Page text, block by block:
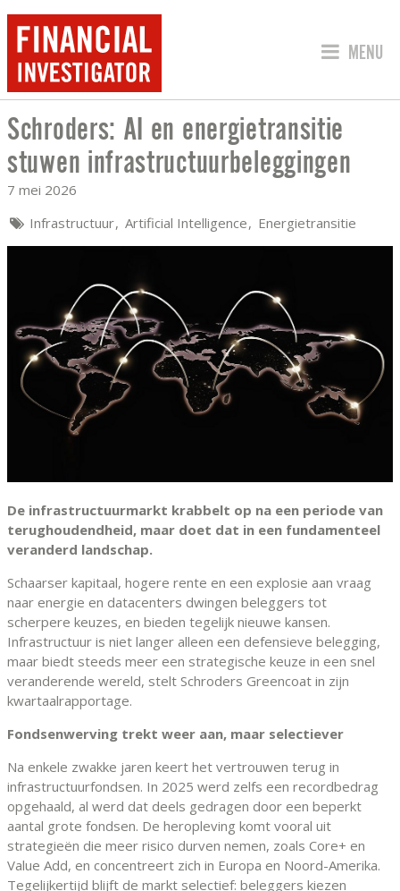
SPRING
MENU
SCHRODERS: AI EN
Schroders: AI en energietransitie
stuwen infrastructuurbeleggingen
7 mei 2026
Infrastructuur Artificial Intelligence Energietransitie
De infrastructuurmarkt krabbelt op na een periode van
terughoudendheid, maar doet dat in een fundamenteel
veranderd landschap.
Schaarser kapitaal, hogere rente en een explosie aan vraag
naar energie en datacenters dwingen beleggers tot
scherpere keuzes, en bieden tegelijk nieuwe kansen.
Infrastructuur is niet langer alleen een defensieve belegging,
maar biedt steeds meer een strategische keuze in een snel
veranderende wereld, stelt Schroders Greencoat in zijn
kwartaalrapportage.
Fondsenwerving trekt weer aan, maar selectiever
Na enkele zwakke jaren keert het vertrouwen terug in
infrastructuurfondsen. In 2025 werd zelfs een recordbedrag
opgehaald, al werd dat deels gedragen door een beperkt
aantal grote fondsen. De heropleving komt vooral uit
strategieën die meer risico durven nemen, zoals Core+ en
Value Add, en concentreert zich in Europa en Noord-Amerika.
Tegelijkertijd blijft de markt selectief: beleggers kiezen